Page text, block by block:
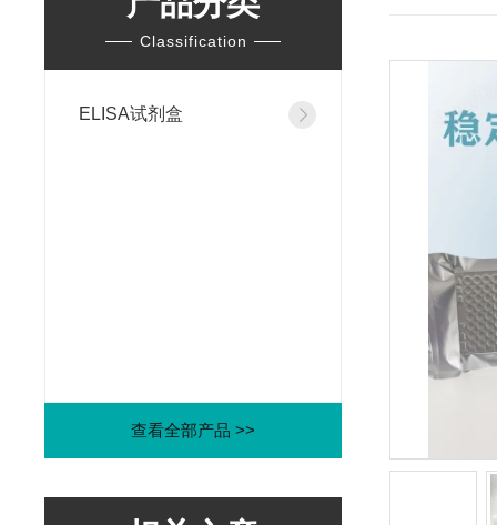
Classification
ELISA试剂盒
查看全部产品 >>